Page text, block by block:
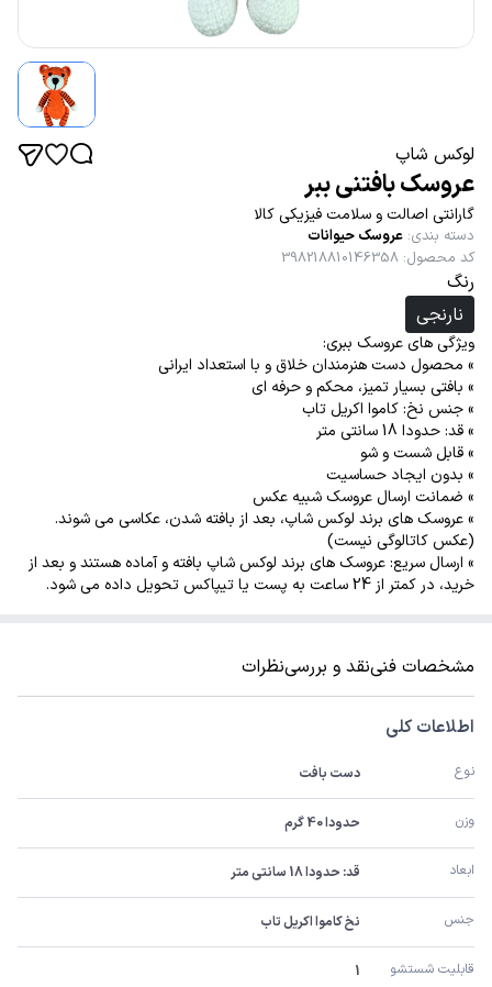
لوکس شاپ
عروسک بافتنی ببر
گارانتی اصالت و سلامت فیزیکی کالا
دسته بندی: عروسک حیوانات
کد محصول:
398218810146358
رنگ
نارنجی
ویژگی های عروسک ببری:
» محصول دست هنرمندان خلاق و با استعداد ایرانی
» بافتی بسیار تمیز، محکم و حرفه ای
» جنس نخ: کاموا اکریل تاب
» قد: حدودا 18 سانتی متر
» قابل شست و شو
» بدون ایجاد حساسیت
» ضمانت ارسال عروسک شبیه عکس
» عروسک های برند لوکس شاپ، بعد از بافته شدن، عکاسی می شوند.
(عکس کاتالوگی نیست)
» ارسال سریع: عروسک های برند لوکس شاپ بافته و آماده هستند و بعد از
خرید، در کمتر از 24 ساعت به پست یا تیپاکس تحویل داده می شود.
مشخصات فنینقد و بررسینظرات
اطلاعات کلی
نوع دست بافت
وزن حدودا 40 گرم
ابعاد قد: حدودا 18 سانتی متر
جنس نخ کاموا اکریل تاب
قابلیت شستشو 1